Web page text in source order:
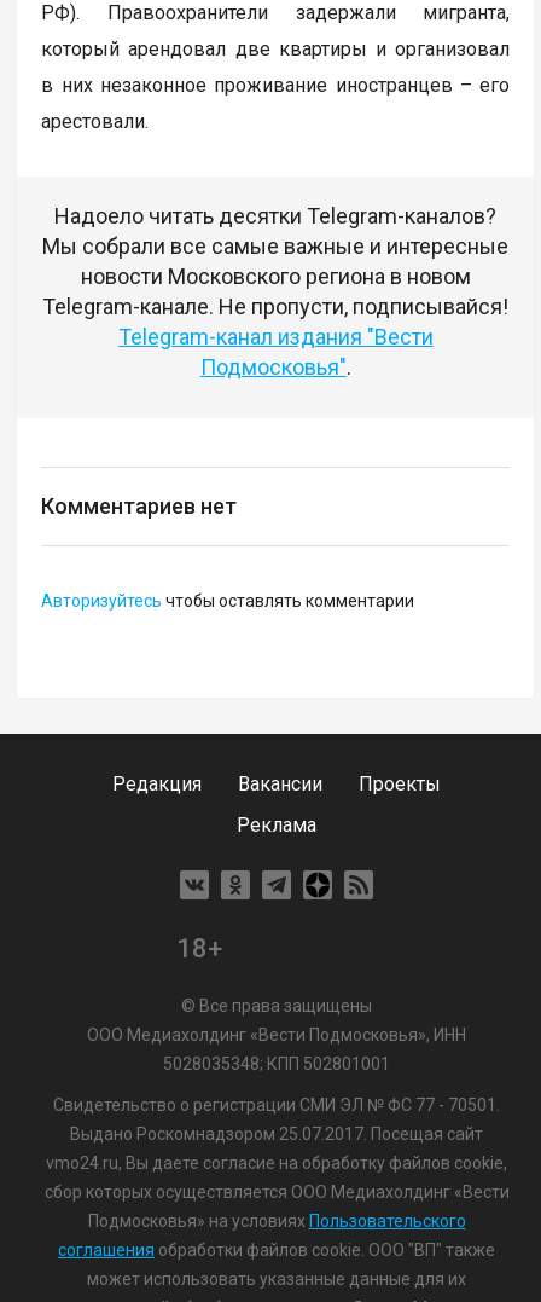
РФ). Правоохранители задержали мигранта,
который арендовал две квартиры и организовал
в них незаконное проживание иностранцев – его
арестовали.
Надоело читать десятки Telegram-каналов?
Мы собрали все самые важные и интересные
новости Московского региона в новом
Telegram-канале. Не пропусти, подписывайся!
Telegram-канал издания "Вести
Подмосковья".
Комментариев нет
Авторизуйтесь чтобы оставлять комментарии
Редакция Вакансии
Проекты
Реклама
18+
© Все права защищены
ООО Медиахолдинг «Вести Подмосковья», ИНН
5028035348; КПП 502801001
Свидетельство о регистрации СМИ ЭЛ № ФС 77 - 70501.
Выдано Роскомнадзором 25.07.2017. Посещая сайт
vmo24.ru, Вы даете согласие на обработку файлов cookie,
сбор которых осуществляется ООО Медиахолдинг «Вести
Подмосковья» на условиях Пользовательского
соглашения обработки файлов cookie. ООО "ВП" также
может использовать указанные данные для их